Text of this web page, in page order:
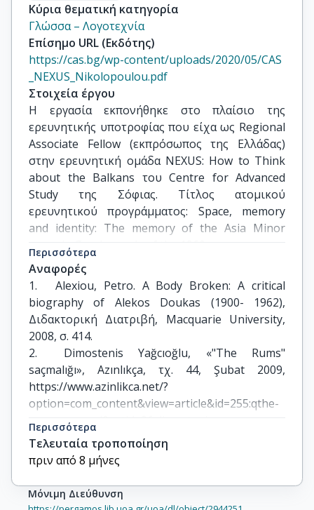
Κύρια θεματική κατηγορία
Γλώσσα – Λογοτεχνία
Επίσημο URL (Εκδότης)
https://cas.bg/wp-content/uploads/2020/05/CAS
_NEXUS_Nikolopoulou.pdf
Στοιχεία έργου
Η εργασία εκπονήθηκε στο πλαίσιο της
ερευνητικής υποτροφίας που είχα ως Regional
Associate Fellow (εκπρόσωπος της Ελλάδας)
στην ερευνητική ομάδα NEXUS: How to Think
about the Balkans του Centre for Advanced
Study της Σόφιας. Tίτλος ατομικού
ερευνητικού προγράμματος: Space, memory
and identity: The memory of the Asia Minor
space in Greek novels of the 1960s.
Περισσότερα
Αναφορές
1.	Alexiou, Petro. A Body Broken: A critical
biography of Alekos Doukas (1900- 1962),
Διδακτορική Διατριβή, Macquarie University,
2008, σ. 414.
2.	Dimostenis Yağcıoğlu, «"The Rums"
saçmalığı», Azınlıkça, τχ. 44, Şubat 2009,
https://www.azinlikca.net/?
option=com_content&view=article&id=255:qthe-
rumsq-sacmal&catid=36:dimostenis-
yacolu&Itemid=55
Düzyazininda Bati Trakya’daki Müslüman Azinlik:
Antropolojik Bir Roman”.  folklor/edebiyat,
2010/4, σ. 216, 223.
Περισσότερα
Τελευταία τροποποίηση
πριν από 8 μήνες
Μόνιμη Διεύθυνση